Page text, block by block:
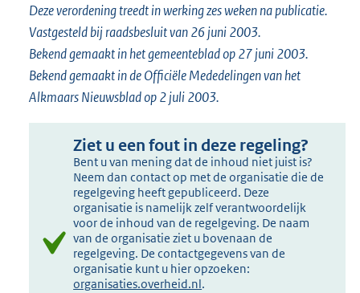
Deze verordening treedt in werking zes weken na publicatie.
Vastgesteld bij raadsbesluit van 26 juni 2003.
Bekend gemaakt in het gemeenteblad op 27 juni 2003.
Bekend gemaakt in de Officiële Mededelingen van het
Alkmaars Nieuwsblad op 2 juli 2003.
Ziet u een fout in deze regeling?
Bent u van mening dat de inhoud niet juist is?
Neem dan contact op met de organisatie die de
regelgeving heeft gepubliceerd. Deze
organisatie is namelijk zelf verantwoordelijk
voor de inhoud van de regelgeving. De naam
van de organisatie ziet u bovenaan de
regelgeving. De contactgegevens van de
organisatie kunt u hier opzoeken:
organisaties.overheid.nl.